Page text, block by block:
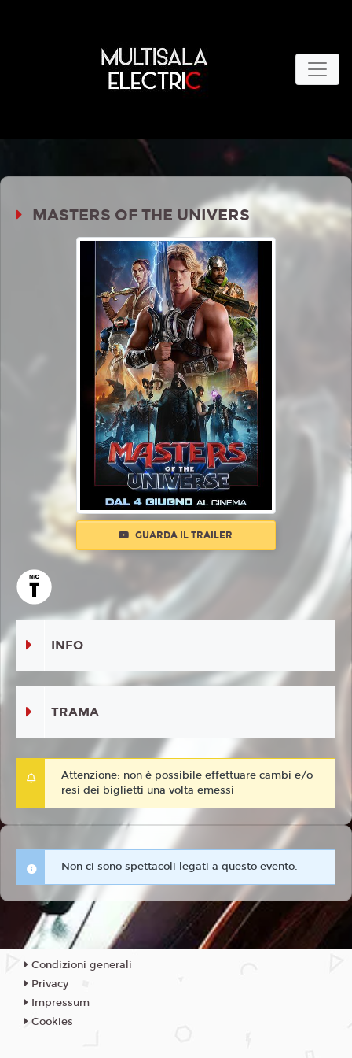
MASTERS OF THE UNIVERS
GUARDA IL TRAILER
INFO
TRAMA
Attenzione: non è possibile effettuare cambi e/o
resi dei biglietti una volta emessi
Non ci sono spettacoli legati a questo evento.
Condizioni generali
Privacy
Impressum
Cookies